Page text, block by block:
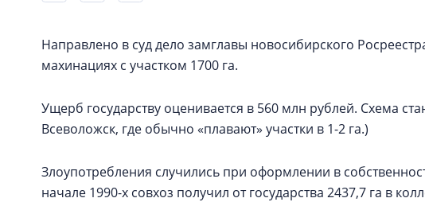
Направлено в суд дело замглавы новосибирского
махинациях с участком 1700 га.
Ущерб государству оценивается в 560 млн рублей. Схема
Всеволожск, где обычно «плавают» участки в 1-2 га.)
Злоупотребления случились при оформлении в
начале 1990-х совхоз получил от государства 2437,7 га в